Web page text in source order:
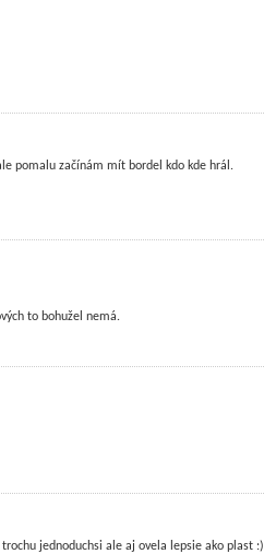
pomalu začínám mít bordel kdo kde hrál.
to bohužel nemá.
jednoduchsi ale aj ovela lepsie ako plast :)